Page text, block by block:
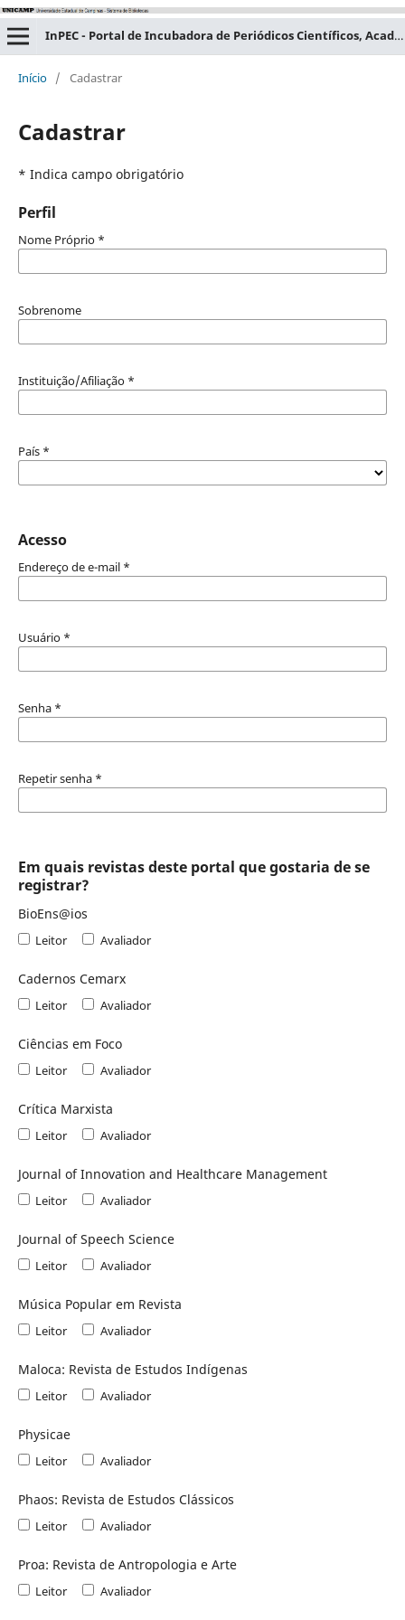
InPEC - Portal de Incubadora de Periódicos Científicos, Acadêmicos e Educacionais
Início / Cadastrar
Cadastrar
* Indica campo obrigatório
Perfil
Nome Próprio *
Sobrenome
Instituição/Afiliação *
País *
Acesso
Endereço de e-mail *
Usuário *
Senha *
Repetir senha *
Em quais revistas deste portal que gostaria de se
registrar?
BioEns@ios
Leitor Avaliador
Cadernos Cemarx
Leitor Avaliador
Ciências em Foco
Leitor Avaliador
Crítica Marxista
Leitor Avaliador
Journal of Innovation and Healthcare Management
Leitor Avaliador
Journal of Speech Science
Leitor Avaliador
Música Popular em Revista
Leitor Avaliador
Maloca: Revista de Estudos Indígenas
Leitor Avaliador
Physicae
Leitor Avaliador
Phaos: Revista de Estudos Clássicos
Leitor Avaliador
Proa: Revista de Antropologia e Arte
Leitor Avaliador